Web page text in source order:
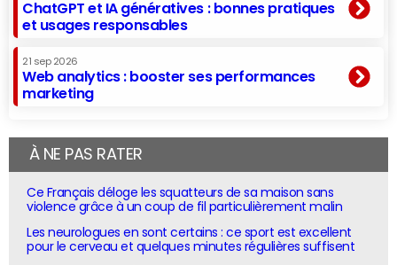
ChatGPT et IA génératives : bonnes pratiques
et usages responsables
21 sep 2026
Web analytics : booster ses performances
marketing
À NE PAS RATER
Ce Français déloge les squatteurs de sa maison sans
violence grâce à un coup de fil particulièrement malin
Les neurologues en sont certains : ce sport est excellent
pour le cerveau et quelques minutes régulières suffisent